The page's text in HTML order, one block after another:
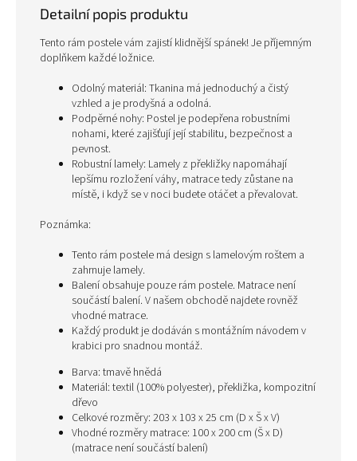
Detailní popis produktu
Tento rám postele vám zajistí klidnější spánek! Je příjemným
doplňkem každé ložnice.
Odolný materiál: Tkanina má jednoduchý a čistý
vzhled a je prodyšná a odolná.
Podpěrné nohy: Postel je podepřena robustními
nohami, které zajišťují její stabilitu, bezpečnost a
pevnost.
Robustní lamely: Lamely z překližky napomáhají
lepšímu rozložení váhy, matrace tedy zůstane na
místě, i když se v noci budete otáčet a převalovat.
Poznámka:
Tento rám postele má design s lamelovým roštem a
zahrnuje lamely.
Balení obsahuje pouze rám postele. Matrace není
součástí balení. V našem obchodě najdete rovněž
vhodné matrace.
Každý produkt je dodáván s montážním návodem v
krabici pro snadnou montáž.
Barva: tmavě hnědá
Materiál: textil (100% polyester), překližka, kompozitní
dřevo
Celkové rozměry: 203 x 103 x 25 cm (D x Š x V)
Vhodné rozměry matrace: 100 x 200 cm (Š x D)
(matrace není součástí balení)